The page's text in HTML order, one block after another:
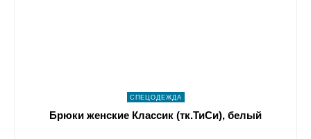
СПЕЦОДЕЖДА
Брюки женские Классик (тк.ТиСи), белый